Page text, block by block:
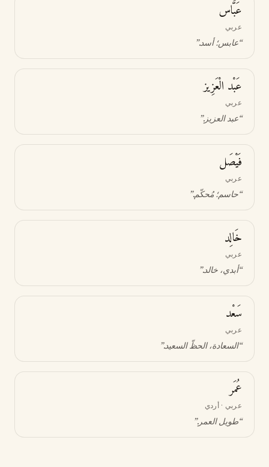
عَبَّاس
عربي
“عابس؛ أسد.”
عَبْد الْعَزِيز
عربي
“عبد العزيز.”
فَيْصَل
عربي
“حاسم؛ مُحكّم.”
خَالِد
عربي
“أبدي، خالد.”
سَعْد
عربي
“السعادة، الحظّ السعيد.”
عُمَر
عربي · أردي
“طويل العمر.”